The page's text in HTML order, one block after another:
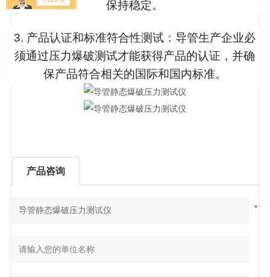
保持稳定。
3. 产品认证和标准符合性测试：导管生产企业必
须通过压力爆破测试才能获得产品的认证，并确
保产品符合相关的国际和国内标准。
产品咨询